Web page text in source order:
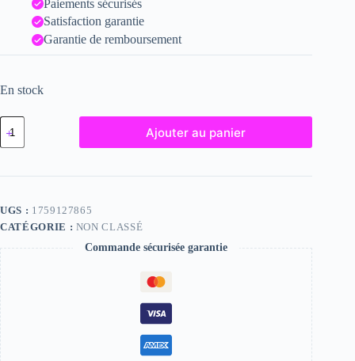
Paiements sécurisés
Satisfaction garantie
Garantie de remboursement
En stock
quantité
de
Claire,
2024
x
20
Ajouter au panier
UGS : 1759127865
CATÉGORIE : NON CLASSÉ
Commande sécurisée garantie